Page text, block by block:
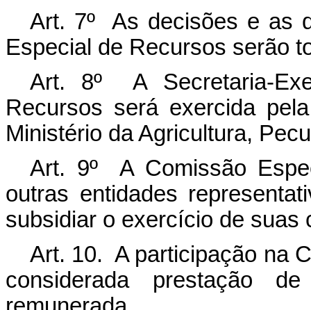
Art. 7º As decisões e as
Especial de Recursos serão
Art. 8º A Secretaria-
Recursos será exercida
Ministério da Agricultura,
Art. 9º A Comissão
outras entidades
subsidiar o exercício de suas
Art. 10. A participação na
considerada prestação